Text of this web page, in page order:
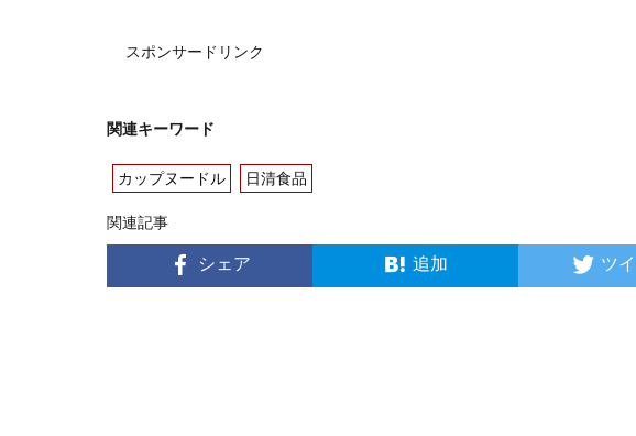
スポンサードリンク
関連キーワード
カップヌードル 日清食品
関連記事
シェア 追加 ツ